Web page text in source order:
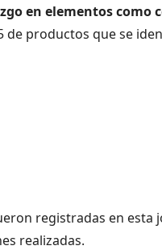
en elementos como
de productos que se
registradas en esta
realizadas.